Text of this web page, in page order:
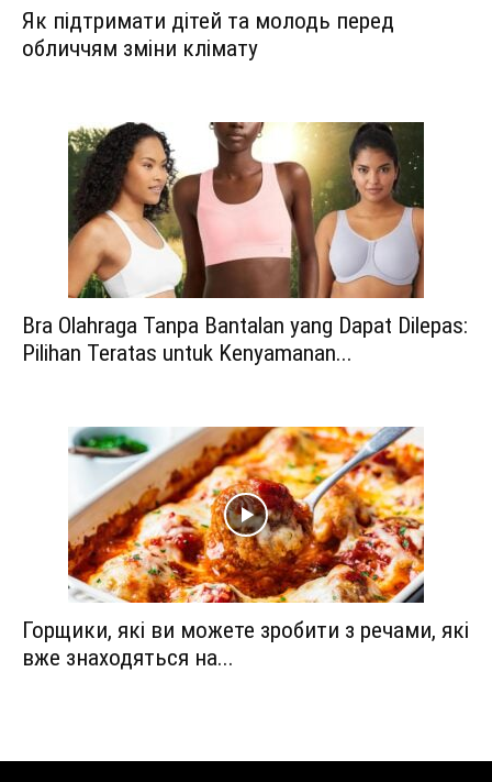
Як підтримати дітей та молодь перед
обличчям зміни клімату
Bra Olahraga Tanpa Bantalan yang Dapat Dilepas:
Pilihan Teratas untuk Kenyamanan...
Горщики, які ви можете зробити з речами, які
вже знаходяться на...